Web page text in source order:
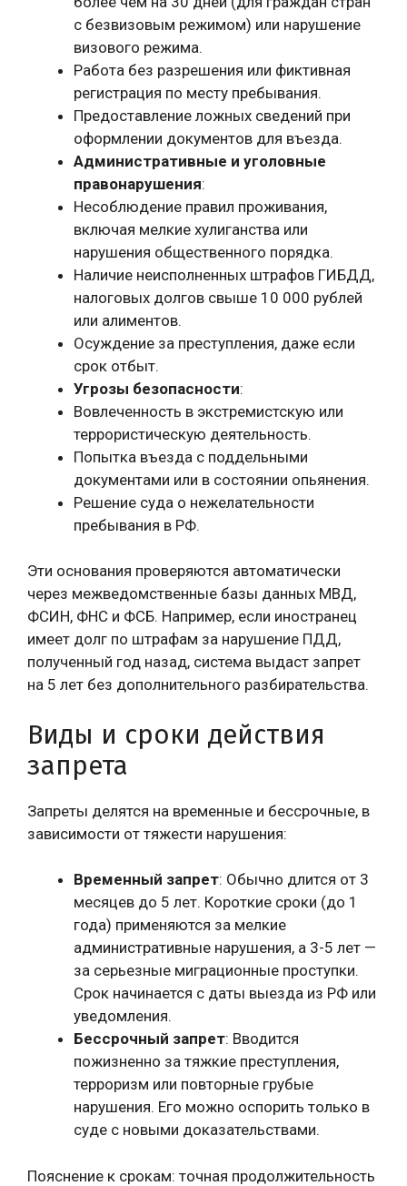
с безвизовым режимом) или нарушение
визового режима.
Работа без разрешения или фиктивная
регистрация по месту пребывания.
Предоставление ложных сведений при
оформлении документов для въезда.
Административные и уголовные
правонарушения:
Несоблюдение правил проживания,
включая мелкие хулиганства или
нарушения общественного порядка.
Наличие неисполненных штрафов ГИБДД,
налоговых долгов свыше 10 000 рублей
или алиментов.
Осуждение за преступления, даже если
срок отбыт.
Угрозы безопасности:
Вовлеченность в экстремистскую или
террористическую деятельность.
Попытка въезда с поддельными
документами или в состоянии опьянения.
Решение суда о нежелательности
пребывания в РФ.
Эти основания проверяются автоматически
через межведомственные базы данных МВД,
ФСИН, ФНС и ФСБ. Например, если иностранец
имеет долг по штрафам за нарушение ПДД,
полученный год назад, система выдаст запрет
на 5 лет без дополнительного разбирательства.
Виды и сроки действия
запрета
Запреты делятся на временные и бессрочные, в
зависимости от тяжести нарушения:
Временный запрет: Обычно длится от 3
месяцев до 5 лет. Короткие сроки (до 1
года) применяются за мелкие
административные нарушения, а 3-5 лет —
за серьезные миграционные проступки.
Срок начинается с даты выезда из РФ или
уведомления.
Бессрочный запрет: Вводится
пожизненно за тяжкие преступления,
терроризм или повторные грубые
нарушения. Его можно оспорить только в
суде с новыми доказательствами.
Пояснение к срокам: точная продолжительность